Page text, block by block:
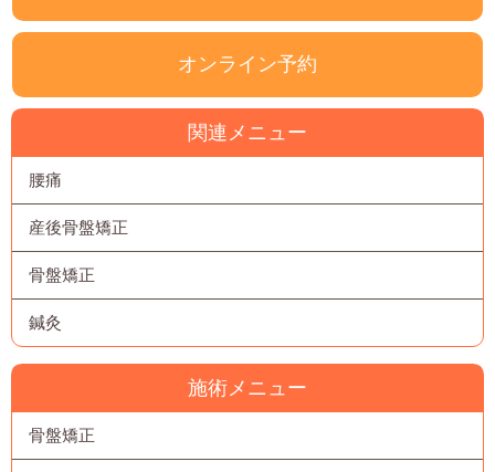
オンライン予約
関連メニュー
腰痛
産後骨盤矯正
骨盤矯正
鍼灸
施術メニュー
骨盤矯正